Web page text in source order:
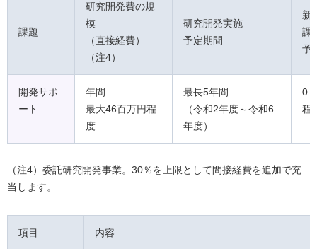
課題
研究開発費の規
模
（直接経費）
（注4）
研究開発実施
予定期間
新
課
予
開発サポ
ート
年間
最大46百万円程
度
最長5年間
（令和2年度～令和6
年度）
0
程
（注4）委託研究開発事業。30％を上限として間接経費を追加で充
当します。
項目 内容